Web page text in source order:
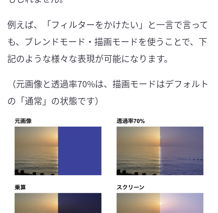
例えば、「フィルターをかけたい」と一言で言って
も、ブレンドモード・描画モードを使うことで、下
記のような様々な表現が可能になります。
（元画像と透過率70%は、描画モードはデフォルト
の「通常」の状態です）